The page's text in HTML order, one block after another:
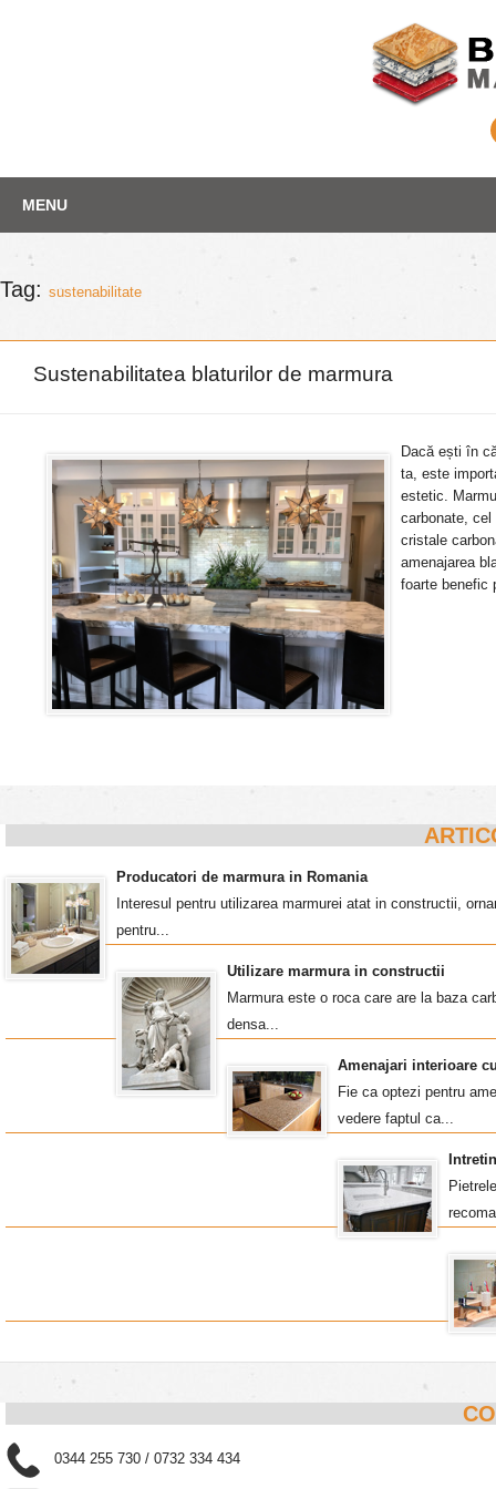
Depozit marmura
content
MENU
Tag: sustenabilitate
Sustenabilitatea blaturilor de marmura
Dacă ești în
ta, este
estetic.
carbonate,
cristale
amenajarea
foarte benefic
Producatori de marmura in Romania
Interesul pentru utilizarea marmurei atat in constructii,
pentru...
Utilizare marmura in constructii
Marmura este o roca care are la baza
densa...
Amenajari interioare
Fie ca optezi pentru
vedere faptul ca...
0344 255 730 / 0732 334 434